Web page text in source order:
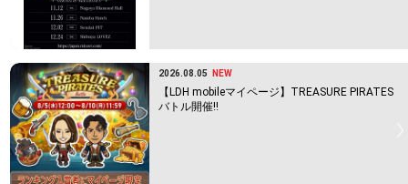
2026.08.05 NEW
【LDH mobileマイページ】TREASURE PIRATES
バトル開催!!